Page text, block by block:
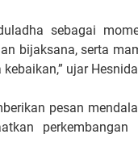
sebagai
bijaksana, serta
ujar
pesan